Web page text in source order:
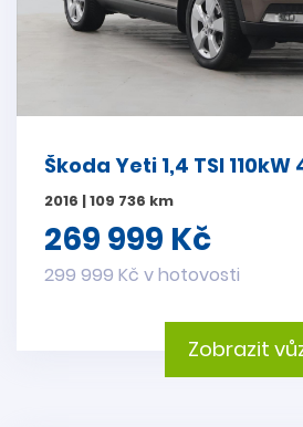
Škoda Yeti 1,4 TSI
2016 | 109 736 km
269 999 Kč
299 999 Kč v hotovosti
Zobrazit